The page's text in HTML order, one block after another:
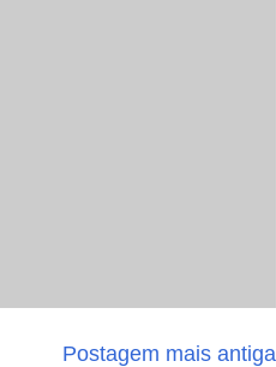
Postagem mais antiga